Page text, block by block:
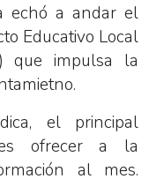
echó a andar el
Educativo Local
que impulsa la
el principal
ofrecer a la
al mes.